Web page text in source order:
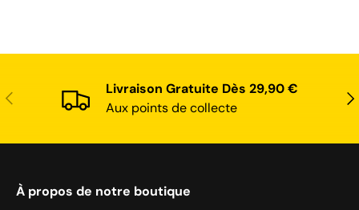
Précédent
Livraison Gratuite Dès 29,90 €
Aux points de collecte
À propos de notre boutique